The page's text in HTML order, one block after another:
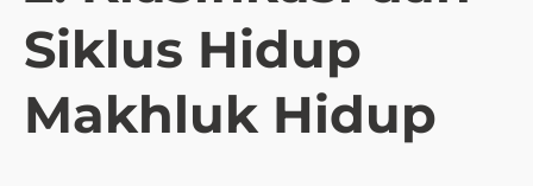
Siklus Hidup
Makhluk Hidup